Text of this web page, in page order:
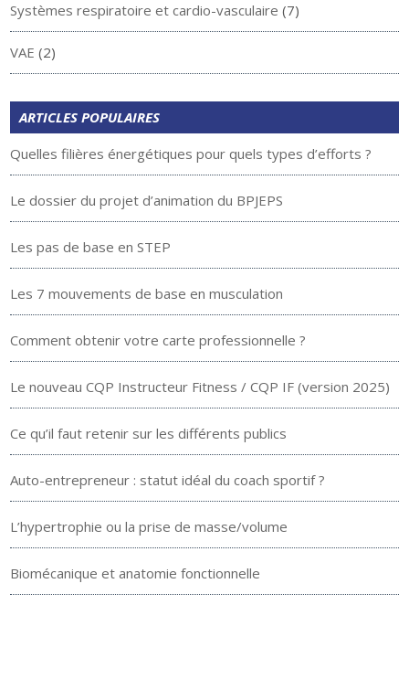
Systèmes respiratoire et cardio-vasculaire (7)
VAE (2)
ARTICLES POPULAIRES
Quelles filières énergétiques pour quels types d’efforts ?
Le dossier du projet d’animation du BPJEPS
Les pas de base en STEP
Les 7 mouvements de base en musculation
Comment obtenir votre carte professionnelle ?
Le nouveau CQP Instructeur Fitness / CQP IF (version 2025)
Ce qu’il faut retenir sur les différents publics
Auto-entrepreneur : statut idéal du coach sportif ?
L’hypertrophie ou la prise de masse/volume
Biomécanique et anatomie fonctionnelle